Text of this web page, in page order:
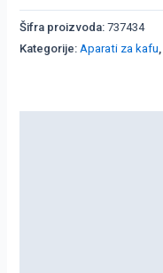
Šifra proizvoda:737434
Kategorije: Aparati za kafu